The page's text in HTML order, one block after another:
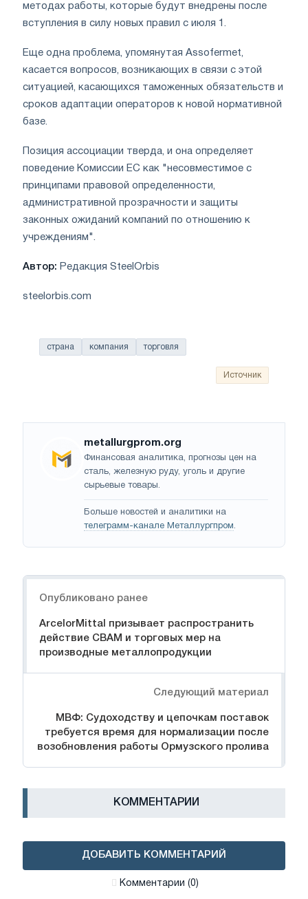
методах работы, которые будут внедрены после
вступления в силу новых правил с июля 1.
Еще одна проблема, упомянутая Assofermet,
касается вопросов, возникающих в связи с этой
ситуацией, касающихся таможенных обязательств и
сроков адаптации операторов к новой нормативной
базе.
Позиция ассоциации тверда, и она определяет
поведение Комиссии ЕС как "несовместимое с
принципами правовой определенности,
административной прозрачности и защиты
законных ожиданий компаний по отношению к
учреждениям".
Автор: Редакция SteelOrbis
steelorbis.com
страна компания торговля
Источник
metallurgprom.org
Финансовая аналитика, прогнозы цен на
сталь, железную руду, уголь и другие
сырьевые товары.
Больше новостей и аналитики на
телеграмм-канале Металлургпром.
Опубликовано ранее
ArcelorMittal призывает распространить
действие CBAM и торговых мер на
производные металлопродукции
Следующий материал
МВФ: Судоходству и цепочкам поставок
требуется время для нормализации после
возобновления работы Ормузского пролива
КОММЕНТАРИИ
ДОБАВИТЬ КОММЕНТАРИЙ
Комментарии (0)